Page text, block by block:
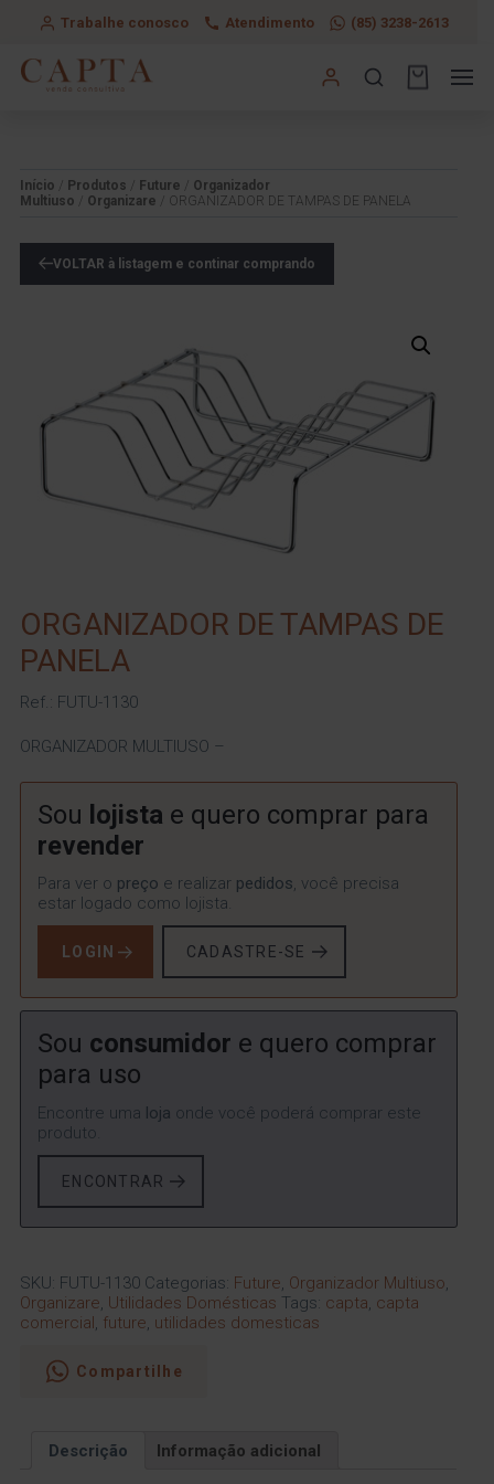
Trabalhe conosco Atendimento (85) 3238-2613
Início Produtos Future
Organizador
Multiuso
Organizare / ORGANIZADOR DE TAMPAS DE PANELA
VOLTAR à listagem e continar comprando
ORGANIZADOR DE TAMPAS DE
PANELA
Ref.: FUTU-1130
ORGANIZADOR MULTIUSO –
Sou lojista e quero comprar para
revender
Para ver o preço e realizar pedidos, você precisa
estar logado como lojista.
LOGIN CADASTRE-SE
Sou consumidor e quero comprar
para uso
Encontre uma loja onde você poderá comprar este
produto.
ENCONTRAR
SKU: FUTU-1130 Categorias: Future, Organizador Multiuso,
Organizare, Utilidades Domésticas Tags: capta, capta
comercial, future, utilidades domesticas
Compartilhe
Descrição Informação adicional